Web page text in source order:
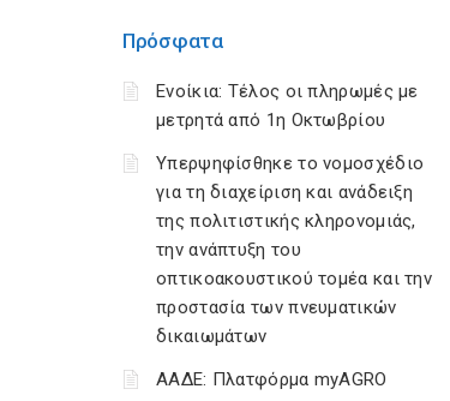
Πρόσφατα
Ενοίκια: Τέλος οι πληρωμές με
μετρητά από 1η Οκτωβρίου
Υπερψηφίσθηκε το νομοσχέδιο
για τη διαχείριση και ανάδειξη
της πολιτιστικής κληρονομιάς,
την ανάπτυξη του
οπτικοακουστικού τομέα και την
προστασία των πνευματικών
δικαιωμάτων
ΑΑΔΕ: Πλατφόρμα myAGRO